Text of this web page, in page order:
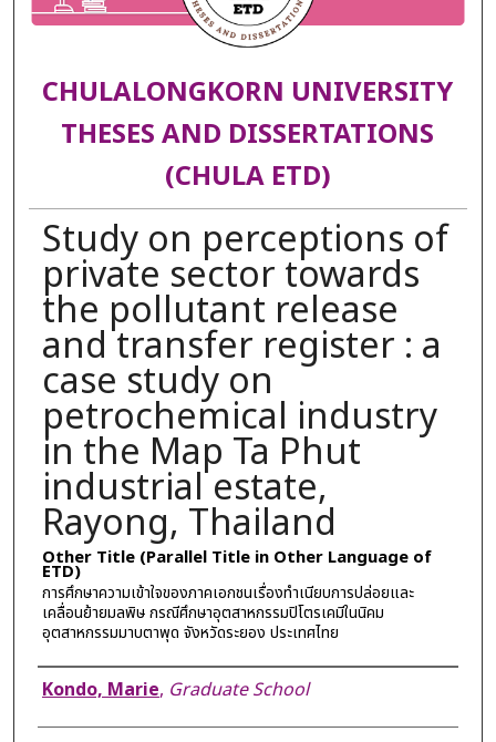
CHULALONGKORN UNIVERSITY
THESES AND DISSERTATIONS
(CHULA ETD)
Study on perceptions of
private sector towards
the pollutant release
and transfer register : a
case study on
petrochemical industry
in the Map Ta Phut
industrial estate,
Rayong, Thailand
Other Title (Parallel Title in Other Language of
ETD)
การศึกษาความเข้าใจของภาคเอกชนเรื่องทำเนียบการปล่อยและ
เคลื่อนย้ายมลพิษ กรณีศึกษาอุตสาหกรรมปิโตรเคมีในนิคม
อุตสาหกรรมมาบตาพุด จังหวัดระยอง ประเทศไทย
Author
Kondo, Marie, Graduate School